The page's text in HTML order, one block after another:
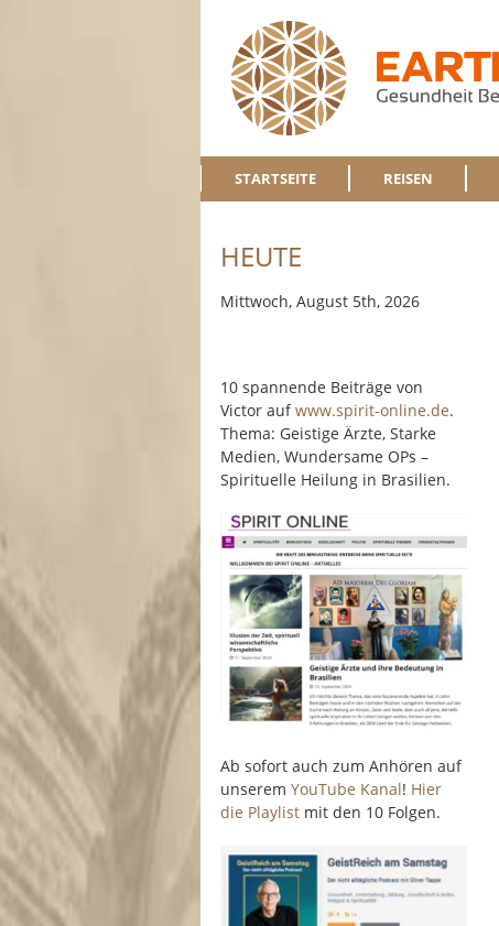
STARTSEITE REISEN
HEUTE
Mittwoch, August 5th, 2026
10 spannende Beiträge von
Victor aufwww.spirit-online.de.
Thema: Geistige Ärzte, Starke
Medien, Wundersame OPs –
Spirituelle Heilung in Brasilien.
Ab sofort auch zum Anhören auf
unseremYouTube Kanal! Hier
die Playlist mit den 10 Folgen.